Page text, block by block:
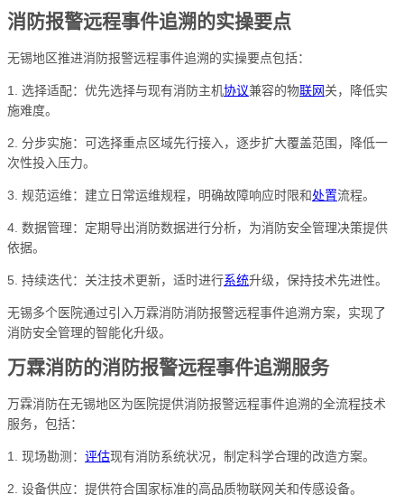
消防报警远程事件追溯的实操要点
无锡地区推进消防报警远程事件追溯的实操要点包括：
1. 选择适配：优先选择与现有消防主机协议兼容的物联网关，降低实
施难度。
2. 分步实施：可选择重点区域先行接入，逐步扩大覆盖范围，降低一
次性投入压力。
3. 规范运维：建立日常运维规程，明确故障响应时限和处置流程。
4. 数据管理：定期导出消防数据进行分析，为消防安全管理决策提供
依据。
5. 持续迭代：关注技术更新，适时进行系统升级，保持技术先进性。
无锡多个医院通过引入万霖消防消防报警远程事件追溯方案，实现了
消防安全管理的智能化升级。
万霖消防的消防报警远程事件追溯服务
万霖消防在无锡地区为医院提供消防报警远程事件追溯的全流程技术
服务，包括：
1. 现场勘测： 评估现有消防系统状况，制定科学合理的改造方案。
2. 设备供应：提供符合国家标准的高品质物联网关和传感设备。